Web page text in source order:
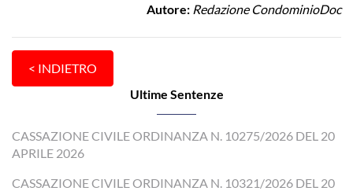
Autore: Redazione CondominioDoc
Ultime Sentenze
CASSAZIONE CIVILE ORDINANZA N. 10275/2026 DEL 20
APRILE 2026
CASSAZIONE CIVILE ORDINANZA N. 10321/2026 DEL 20